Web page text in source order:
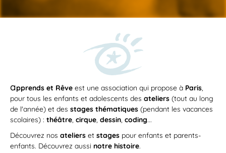
apprends et Rêve est une association qui propose à Paris,
pour tous les enfants et adolescents des ateliers (tout au long
de l'année) et des stages thématiques (pendant les vacances
scolaires) : théâtre, cirque, dessin, coding...
Découvrez nos ateliers et stages pour enfants et parents-
enfants. Découvrez aussi notre histoire.